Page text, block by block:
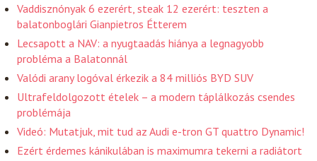
Vaddisznónyak 6 ezerért, steak 12 ezerért: teszten a
balatonboglári Gianpietros Étterem
Lecsapott a NAV: a nyugtaadás hiánya a legnagyobb
probléma a Balatonnál
Valódi arany logóval érkezik a 84 milliós BYD SUV
Ultrafeldolgozott ételek – a modern táplálkozás csendes
problémája
Videó: Mutatjuk, mit tud az Audi e-tron GT quattro Dynamic!
Ezért érdemes kánikulában is maximumra tekerni a radiátort